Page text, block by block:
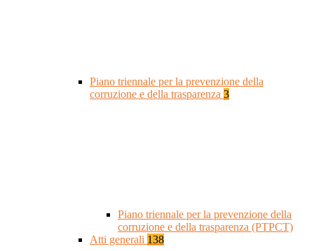
Piano triennale per la prevenzione della
corruzione e della trasparenza 3
Piano triennale per la prevenzione della
corruzione e della trasparenza (PTPCT)
Atti generali 138